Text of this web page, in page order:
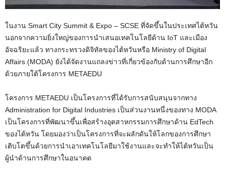
ในงาน Smart City Summit & Expo – SCSE ที่จัดขึ้นในประเทศไต้หวัน
นอกจากความยิ่งใหญ่ของการนำเสนอเทคโนโลยีด้าน IoT และเมือง
อัจฉริยะแล้ว ทางกระทรวงดิจิทัลของไต้หวันหรือ Ministry of Digital
Affairs (MODA) ยังได้จัดงานแถลงข่าวที่เกี่ยวข้องกับด้านการศึกษาอีก
ด้วยภายใต้โครงการ METAEDU
โครงการ METAEDU เป็นโครงการที่ได้รับการสนับสนุนจากทาง
Administration for Digital Industries เป็นส่วนงานหนึ่งของทาง MODA
เป็นโครงการที่พัฒนาขึ้นเพื่อสร้างอุตสาหกรรมการศึกษาด้าน EdTech
ของไต้หวัน โดยมองว่าเป็นโครงการที่จะผลักดันให้โลกของการศึกษา
เติบโตขึ้นด้วยการนำเอาเทคโนโลยีมาใช้งานและจะทำให้ไต้หวันเป็น
ผู้นำด้านการศึกษาในอนาคต